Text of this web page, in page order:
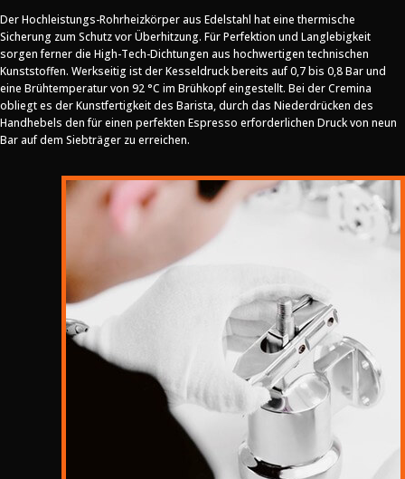
Der Hochleistungs-Rohrheizkörper aus Edelstahl hat eine thermische
Sicherung zum Schutz vor Überhitzung. Für Perfektion und Langlebigkeit
sorgen ferner die High-Tech-Dichtungen aus hochwertigen technischen
Kunststoffen. Werkseitig ist der Kesseldruck bereits auf 0,7 bis 0,8 Bar und
eine Brühtemperatur von 92 °C im Brühkopf eingestellt. Bei der Cremina
obliegt es der Kunstfertigkeit des Barista, durch das Niederdrücken des
Handhebels den für einen perfekten Espresso erforderlichen Druck von neun
Bar auf dem Siebträger zu erreichen.